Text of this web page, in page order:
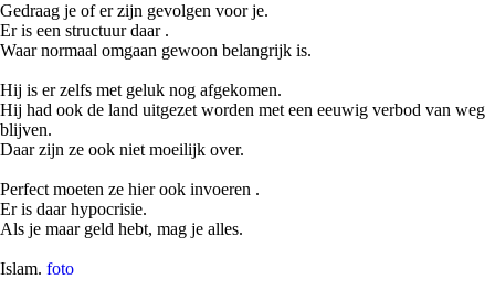
Gedraag je of er zijn gevolgen voor je.
Er is een structuur daar .
Waar normaal omgaan gewoon belangrijk is.
Hij is er zelfs met geluk nog afgekomen.
Hij had ook de land uitgezet worden met een eeuwig verbod van weg
blijven.
Daar zijn ze ook niet moeilijk over.
Perfect moeten ze hier ook invoeren .
Er is daar hypocrisie.
Als je maar geld hebt, mag je alles.
Islam. foto